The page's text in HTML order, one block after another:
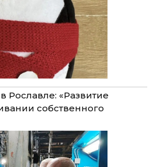
Рославле: «Развитие
собственного